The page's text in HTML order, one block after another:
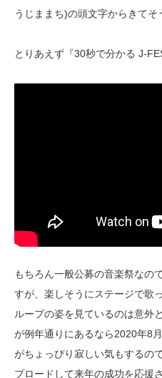
うじままち)の頭文字からきてそ
とりあえず『30秒で分かる J-
もちろん一般公募の音楽祭なの
すが、楽しそうにステージで歌
ループの姿を見ているのは意外
が例年通りにあるなら2020年8
がちょっぴり寂しい気もするの
プロードして来年の成功を応援